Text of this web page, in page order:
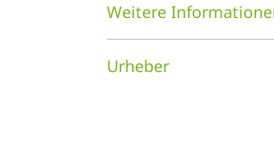
Weitere
Urheber